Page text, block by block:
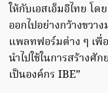
ให้กับเอสเอ็มอีไทย โ
ออกไปอย่างกว้างขวา
แพลทฟอร์มต่าง ๆ เพื่อ
นำไปใช้ในการสร้างศั
เป็นองค์กร IBE”